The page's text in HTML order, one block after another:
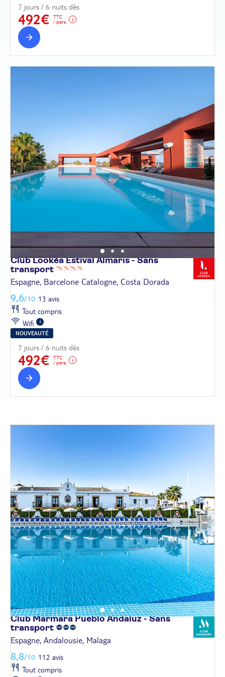
7 jours / 6 nuits dès
492€
TTC
/ pers.
Club Lookéa Estival Almaris - Sans
transport
Espagne, Barcelone Catalogne, Costa Dorada
9,6/10 13 avis
Tout compris
Wifi
NOUVEAUTÉ
7 jours / 6 nuits dès
492€
TTC
/ pers.
Club Marmara Pueblo Andaluz - Sans
transport
Espagne, Andalousie, Malaga
8,8/10 112 avis
Tout compris